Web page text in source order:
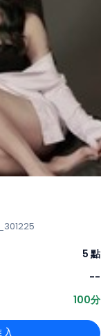
5 點
--
100分